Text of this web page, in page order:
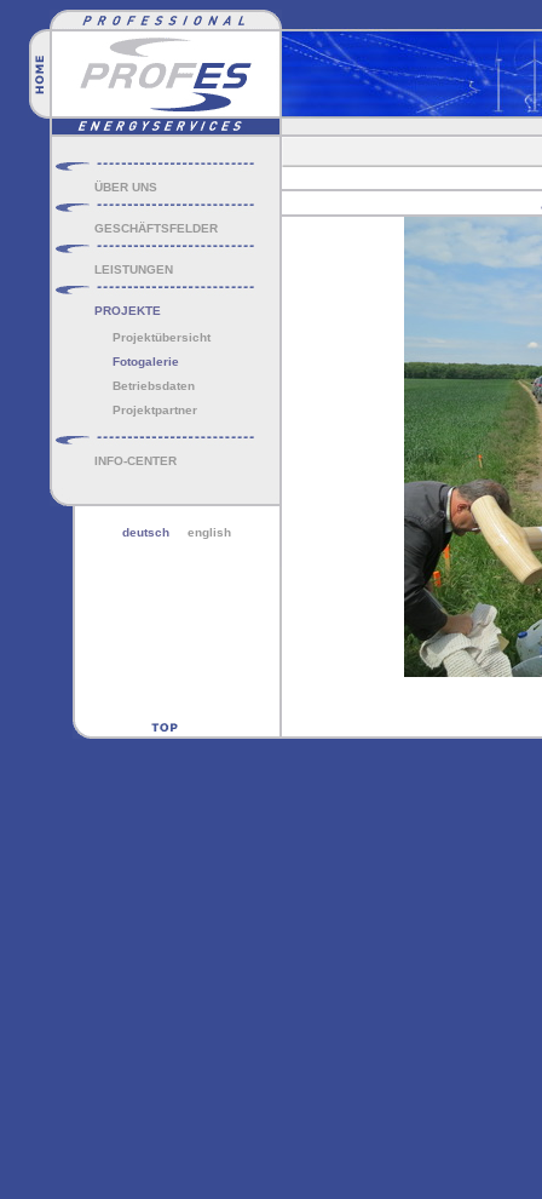
ÜBER UNS
GESCHÄFTSFELDER
LEISTUNGEN
PROJEKTE
Projektübersicht
Fotogalerie
Betriebsdaten
Projektpartner
INFO-CENTER
deutsch english